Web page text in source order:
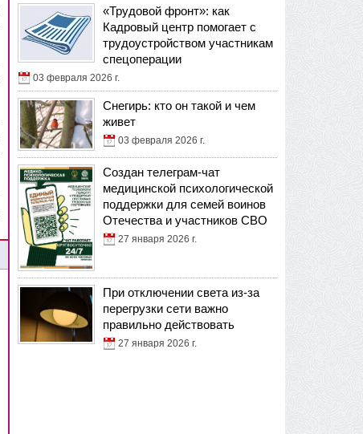
«Трудовой фронт»: как
Кадровый центр помогает с
трудоустройством участникам
спецоперации
03 февраля 2026 г.
Снегирь: кто он такой и чем
живет
03 февраля 2026 г.
Создан телеграм-чат
медицинской психологической
поддержки для семей воинов
Отечества и участников СВО
27 января 2026 г.
При отключении света из-за
перегрузки сети важно
правильно действовать
27 января 2026 г.